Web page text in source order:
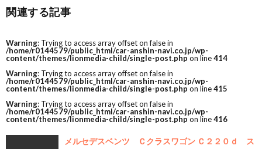
関連する記事
Warning: Trying to access array offset on false in
/home/r0144579/public_html/car-anshin-navi.co.jp/wp-
content/themes/lionmedia-child/single-post.php on line414
Warning: Trying to access array offset on false in
/home/r0144579/public_html/car-anshin-navi.co.jp/wp-
content/themes/lionmedia-child/single-post.php on line415
Warning: Trying to access array offset on false in
/home/r0144579/public_html/car-anshin-navi.co.jp/wp-
content/themes/lionmedia-child/single-post.php on line416
メルセデスベンツ Ｃクラスワゴン Ｃ２２０ｄ ス